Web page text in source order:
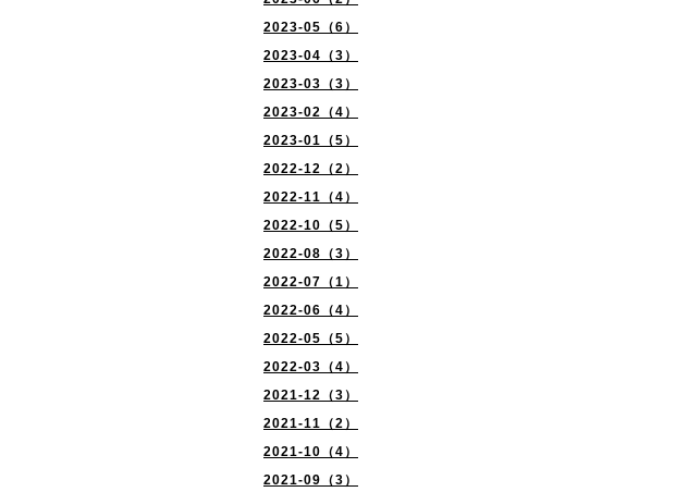
2023-05（6）
2023-04（3）
2023-03（3）
2023-02（4）
2023-01（5）
2022-12（2）
2022-11（4）
2022-10（5）
2022-08（3）
2022-07（1）
2022-06（4）
2022-05（5）
2022-03（4）
2021-12（3）
2021-11（2）
2021-10（4）
2021-09（3）